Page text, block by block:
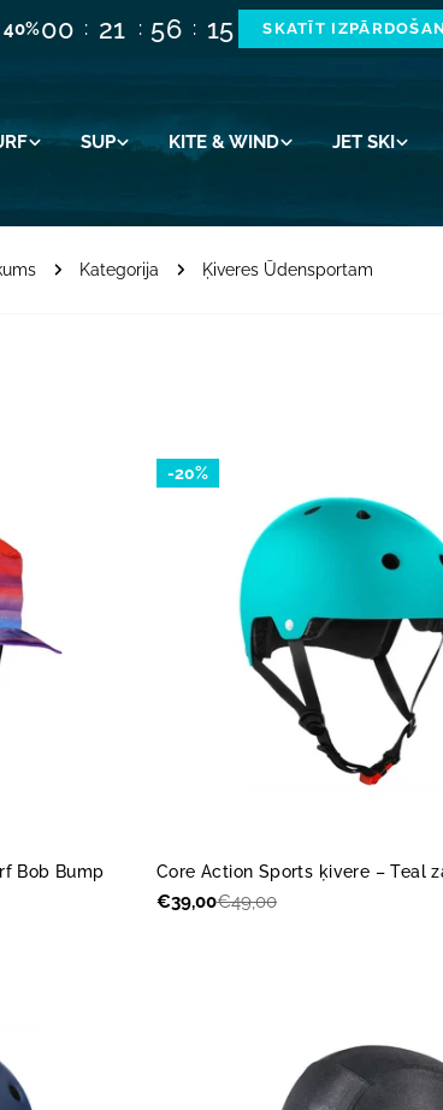
40%00 21 56 14 SKATĪT
SUP KITE & WIND JET SKI
Kategorija Ķiveres Ūdensportam
Bob Bump
-20%
Core Action Sports ķivere – Teal
Akcijas
€39,00
Parastā€49,00